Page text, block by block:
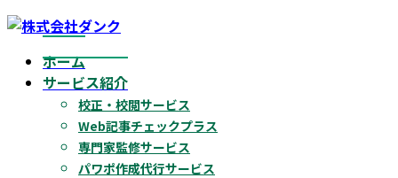
コ
ナ
ホーム
サービス紹介
校正・校閲サービス
Web記事チェックプラス
専門家監修サービス
パワポ作成代行サービス